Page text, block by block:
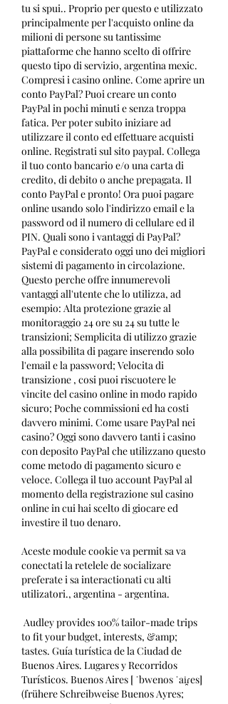
tu si spui.. Proprio per questo e utilizzato
principalmente per l'acquisto online da
milioni di persone su tantissime
piattaforme che hanno scelto di offrire
questo tipo di servizio, argentina mexic.
Compresi i casino online. Come aprire un
conto PayPal? Puoi creare un conto
PayPal in pochi minuti e senza troppa
fatica. Per poter subito iniziare ad
utilizzare il conto ed effettuare acquisti
online. Registrati sul sito paypal. Collega
il tuo conto bancario e/o una carta di
credito, di debito o anche prepagata. Il
conto PayPal e pronto! Ora puoi pagare
online usando solo l'indirizzo email e la
password od il numero di cellulare ed il
PIN. Quali sono i vantaggi di PayPal?
PayPal e considerato oggi uno dei migliori
sistemi di pagamento in circolazione.
Questo perche offre innumerevoli
vantaggi all'utente che lo utilizza, ad
esempio: Alta protezione grazie al
monitoraggio 24 ore su 24 su tutte le
transizioni; Semplicita di utilizzo grazie
alla possibilita di pagare inserendo solo
l'email e la password; Velocita di
transizione , cosi puoi riscuotere le
vincite del casino online in modo rapido
sicuro; Poche commissioni ed ha costi
davvero minimi. Come usare PayPal nei
casino? Oggi sono davvero tanti i casino
con deposito PayPal che utilizzano questo
come metodo di pagamento sicuro e
veloce. Collega il tuo account PayPal al
momento della registrazione sul casino
online in cui hai scelto di giocare ed
investire il tuo denaro.
Aceste module cookie va permit sa va
conectati la retelele de socializare
preferate i sa interactionati cu alti
utilizatori., argentina - argentina.
to fit your budget, interests, &amp;
tastes. Guía turística de la Ciudad de
Buenos Aires. Lugares y Recorridos
Turísticos. Buenos Aires [ ˈbwenos ˈai̯ɾes]
(frühere Schreibweise Buenos Ayres;